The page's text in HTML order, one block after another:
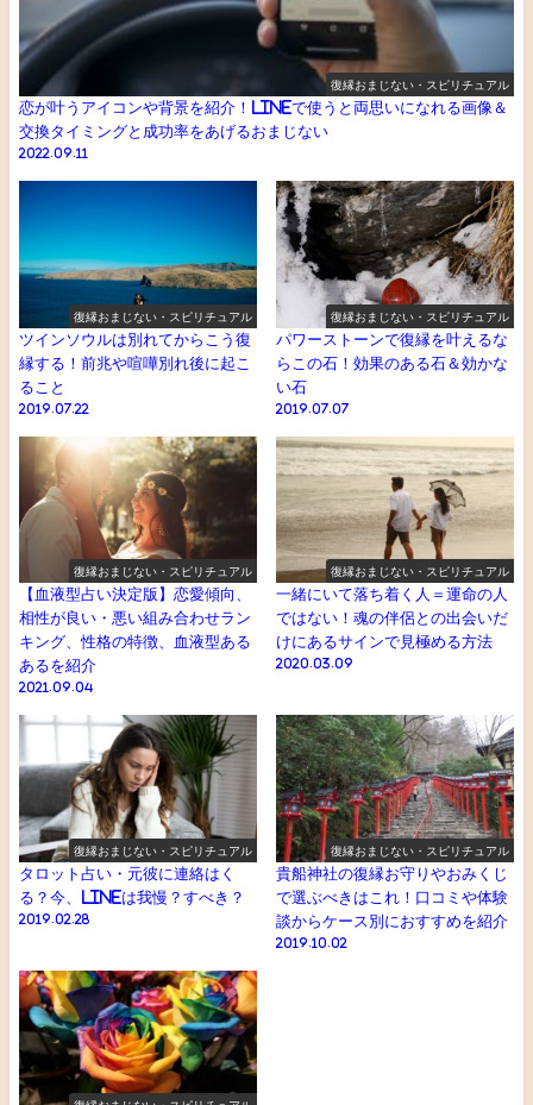
復縁おまじない・スピリチュアル
恋が叶うアイコンや背景を紹介！LINEで使うと両思いになれる画像＆
交換タイミングと成功率をあげるおまじない
2022.09.11
復縁おまじない・スピリチュアル
ツインソウルは別れてからこう復
縁する！前兆や喧嘩別れ後に起こ
ること
2019.07.22
復縁おまじない・スピリチュアル
パワーストーンで復縁を叶えるな
らこの石！効果のある石＆効かな
い石
2019.07.07
復縁おまじない・スピリチュアル
【血液型占い決定版】恋愛傾向、
相性が良い・悪い組み合わせラン
キング、性格の特徴、血液型ある
あるを紹介
2021.09.04
復縁おまじない・スピリチュアル
一緒にいて落ち着く人＝運命の人
ではない！魂の伴侶との出会いだ
けにあるサインで見極める方法
2020.03.09
復縁おまじない・スピリチュアル
タロット占い・元彼に連絡はく
る？今、LINEは我慢？すべき？
2019.02.28
復縁おまじない・スピリチュアル
貴船神社の復縁お守りやおみくじ
で選ぶべきはこれ！口コミや体験
談からケース別におすすめを紹介
2019.10.02